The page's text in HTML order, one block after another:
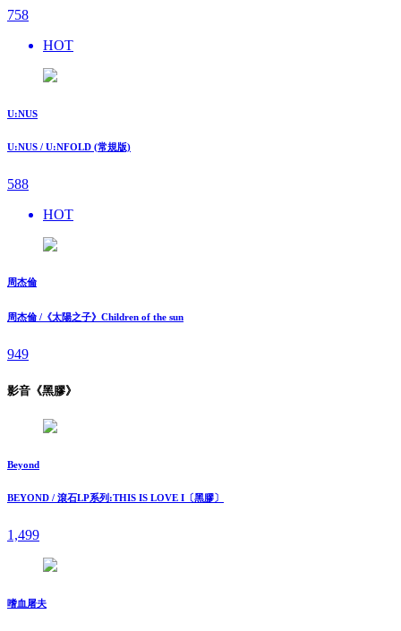
758
HOT
U:NUS
U:NUS / U:NFOLD (常規版)
588
HOT
周杰倫
周杰倫 /《太陽之子》Children of the sun
949
影音《黑膠》
Beyond
BEYOND / 滾石LP系列:THIS IS LOVE I〔黑膠〕
1,499
嗜血屠夫